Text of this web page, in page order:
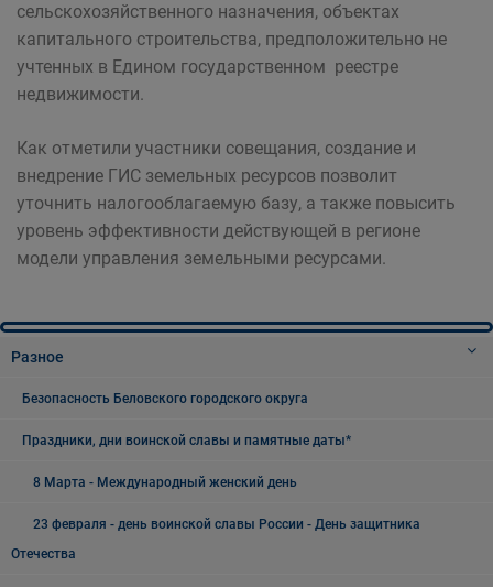
сельскохозяйственного назначения, объектах
капитального строительства, предположительно не
учтенных в Едином государственном реестре
недвижимости.
Как отметили участники совещания, создание и
внедрение ГИС земельных ресурсов позволит
уточнить налогооблагаемую базу, а также повысить
уровень эффективности действующей в регионе
модели управления земельными ресурсами.
Разное
Безопасность Беловского городского округа
Праздники, дни воинской славы и памятные даты*
8 Марта - Международный женский день
23 февраля - день воинской славы России - День защитника
Отечества